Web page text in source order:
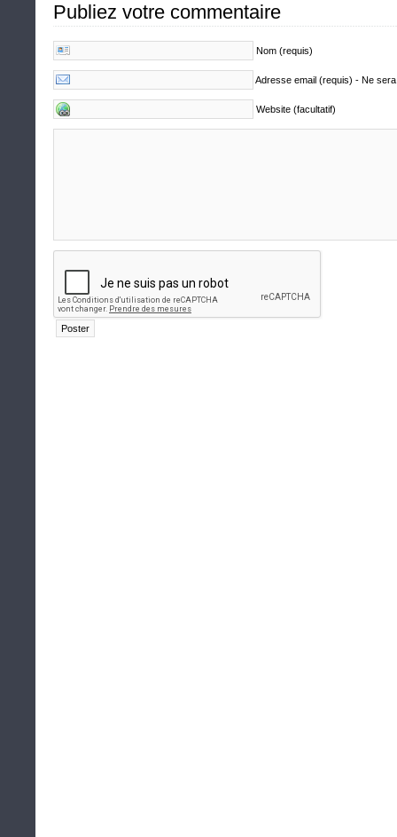
Publiez votre commentaire
Nom (requis)
Adresse email (requis) - Ne
Website (facultatif)